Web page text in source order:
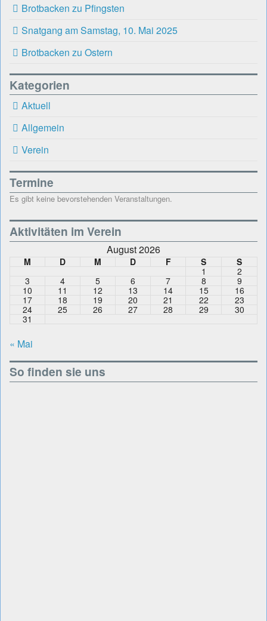
Brotbacken zu Pfingsten
Snatgang am Samstag, 10. Mai 2025
Brotbacken zu Ostern
Kategorien
Aktuell
Allgemein
Verein
Termine
Es gibt keine bevorstehenden Veranstaltungen.
Aktivitäten im Verein
August 2026
M D M D F S
S
1
2
3
4 5 6 7 8
9
10
11 12 13 14 15
16
17
18 19 20 21 22
23
24
25 26 27 28 29
30
31
« Mai
So finden sie uns